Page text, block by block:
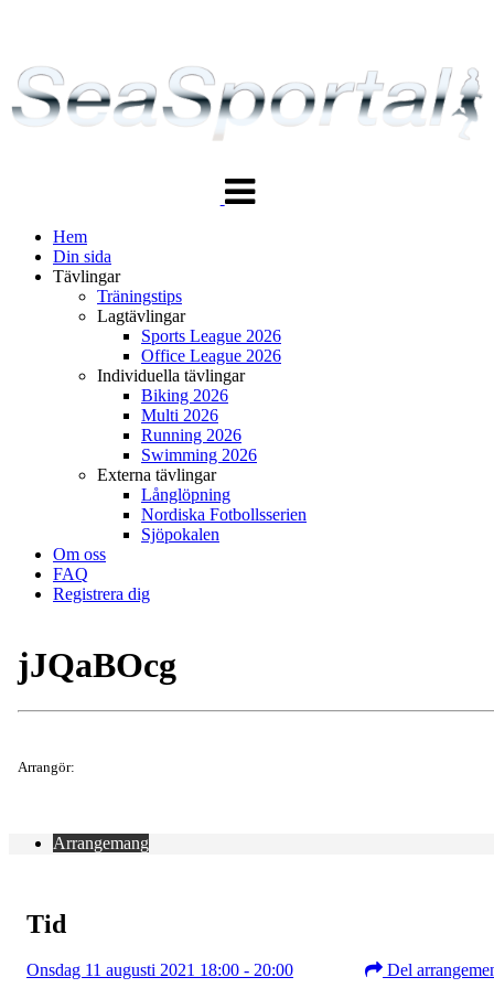
navigering
Hem
Din sida
Tävlingar
Träningstips
Lagtävlingar
Sports League 2026
Office League 2026
Individuella tävlingar
Biking 2026
Multi 2026
Running 2026
Swimming 2026
Externa tävlingar
Långlöpning
Nordiska Fotbollsserien
Sjöpokalen
Om oss
FAQ
Registrera dig
jJQaBOcg
Arrangör:
Arrangemang
Tid
Onsdag 11 augusti 2021 18:00 - 20:00 Del